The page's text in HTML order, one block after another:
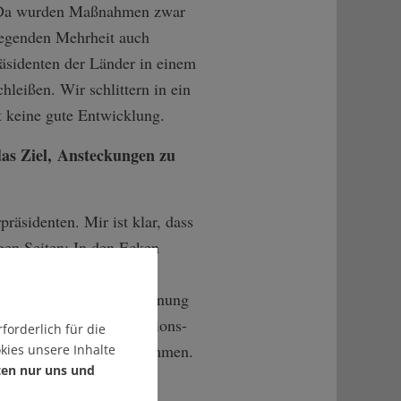
wurden Maßnahmen zwar
Mehrheit auch
der Länder in einem
Wir schlittern in ein
keine gute Entwicklung.
Ziel, Ansteckungen zu
Mir ist klar, dass
Seiten: In den Ecken
der
Zwei-Zimmer-Wohnung
die Kooperations-
Regelungen kommen.
für die
unsere Inhalte
nur uns und